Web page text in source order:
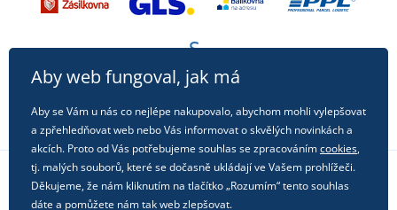
Sledujte nás na sociálních sítích
Aby web fungoval, jak má
Aby se Vám u nás co nejlépe nakupovalo, abychom mohli vylepšovat
a zpřehledňovat web nebo Vás informovat o skvělých novinkách a
akcích. Proto od Vás potřebujeme souhlas se zpracovánímcookies,
tj. malých souborů, které se dočasně ukládají ve Vašem prohlížeči.
Děkujeme, že nám kliknutím na tlačítko „Rozumím“ tento souhlas
dáte a pomůžete nám tak web zlepšovat.